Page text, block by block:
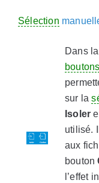
Sélection
Dans
boutons
sur la
Isoler
utilisé.
aux
bouton
l’effet